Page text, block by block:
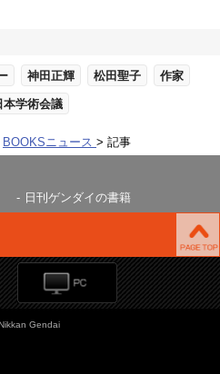
神田正輝 松田聖子 作家
本学術会議
BOOKSニュース 記事
日刊ゲンダイの書籍
Nikkan Gendai